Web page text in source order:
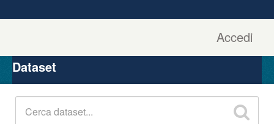
Accedi
Organizzazioni
Gruppi
Dataset